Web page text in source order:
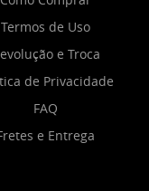
Termos de Uso
e Troca
de Privacidade
FAQ
e Entrega